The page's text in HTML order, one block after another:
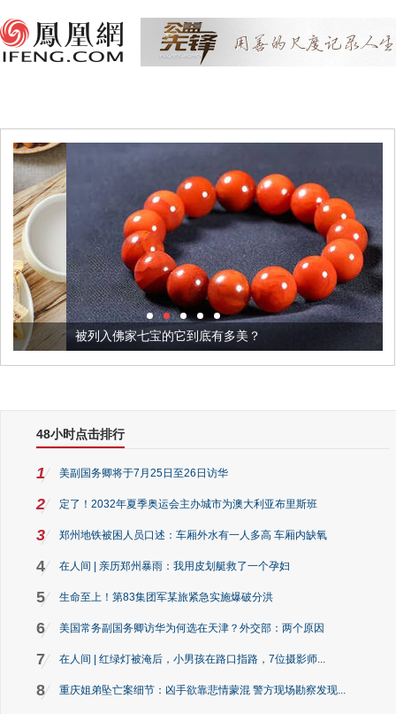
被列入佛家七宝的它到底有多美？
48小时点击排行
1 美副国务卿将于7月25日至26日访华
2 定了！2032年夏季奥运会主办城市为澳大利亚布里斯班
3 郑州地铁被困人员口述：车厢外水有一人多高 车厢内缺氧
4 在人间 | 亲历郑州暴雨：我用皮划艇救了一个孕妇
5 生命至上！第83集团军某旅紧急实施爆破分洪
6 美国常务副国务卿访华为何选在天津？外交部：两个原因
7 在人间 | 红绿灯被淹后，小男孩在路口指路，7位摄影师...
8 重庆姐弟坠亡案细节：凶手欲靠悲情蒙混 警方现场勘察发现...